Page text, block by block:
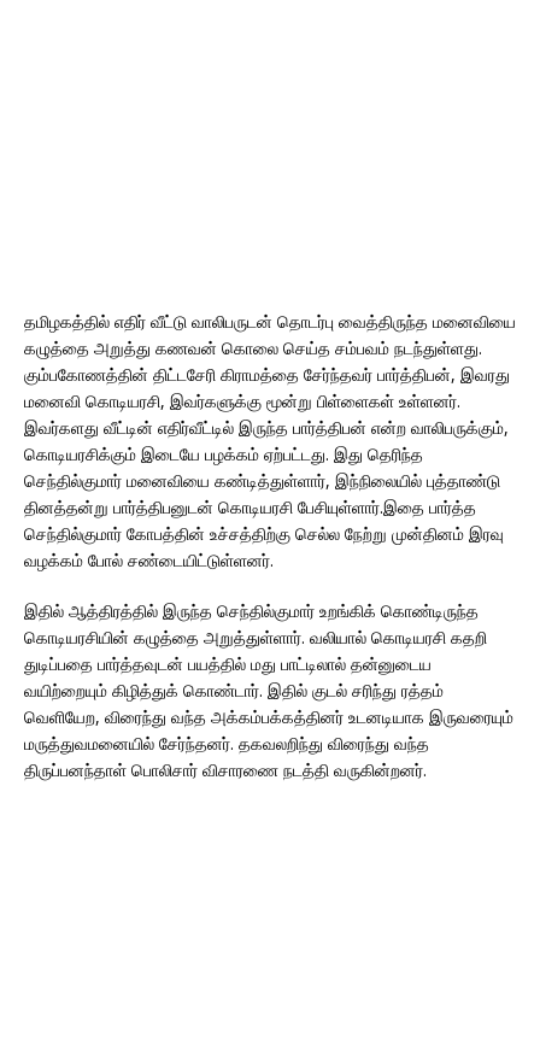
தமிழகத்தில் எதிர் வீட்டு வாலிபருடன் தொடர்பு வைத்திருந்த மனைவியை
கழுத்தை அறுத்து கணவன் கொலை செய்த சம்பவம் நடந்துள்ளது.
கும்பகோணத்தின் திட்டசேரி கிராமத்தை சேர்ந்தவர் பார்த்திபன், இவரது
மனைவி கொடியரசி, இவர்களுக்கு மூன்று பிள்ளைகள் உள்ளனர்.
இவர்களது வீட்டின் எதிர்வீட்டில் இருந்த பார்த்திபன் என்ற வாலிபருக்கும்,
கொடியரசிக்கும் இடையே பழக்கம் ஏற்பட்டது. இது தெரிந்த
செந்தில்குமார் மனைவியை கண்டித்துள்ளார், இந்நிலையில் புத்தாண்டு
தினத்தன்று பார்த்திபனுடன் கொடியரசி பேசியுள்ளார்.இதை பார்த்த
செந்தில்குமார் கோபத்தின் உச்சத்திற்கு செல்ல நேற்று முன்தினம் இரவு
வழக்கம் போல் சண்டையிட்டுள்ளனர்.
இதில் ஆத்திரத்தில் இருந்த செந்தில்குமார் உறங்கிக் கொண்டிருந்த
கொடியரசியின் கழுத்தை அறுத்துள்ளார். வலியால் கொடியரசி கதறி
துடிப்பதை பார்த்தவுடன் பயத்தில் மது பாட்டிலால் தன்னுடைய
வயிற்றையும் கிழித்துக் கொண்டார். இதில் குடல் சரிந்து ரத்தம்
வெளியேற, விரைந்து வந்த அக்கம்பக்கத்தினர் உடனடியாக இருவரையும்
மருத்துவமனையில் சேர்ந்தனர். தகவலறிந்து விரைந்து வந்த
திருப்பனந்தாள் பொலிசார் விசாரணை நடத்தி வருகின்றனர்.